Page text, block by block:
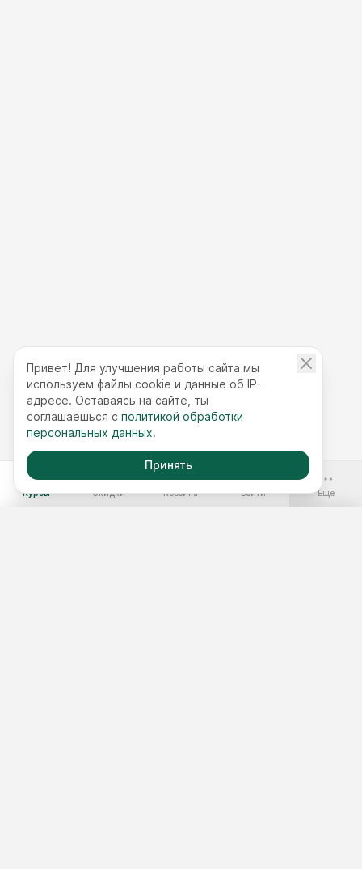
Курсы Скидки Корзина Войти Ещё
Привет! Для улучшения работы сайта мы
используем файлы cookie и данные об IP-
адресе. Оставаясь на сайте, ты
соглашаешься с политикой обработки
персональных данных.
Принять